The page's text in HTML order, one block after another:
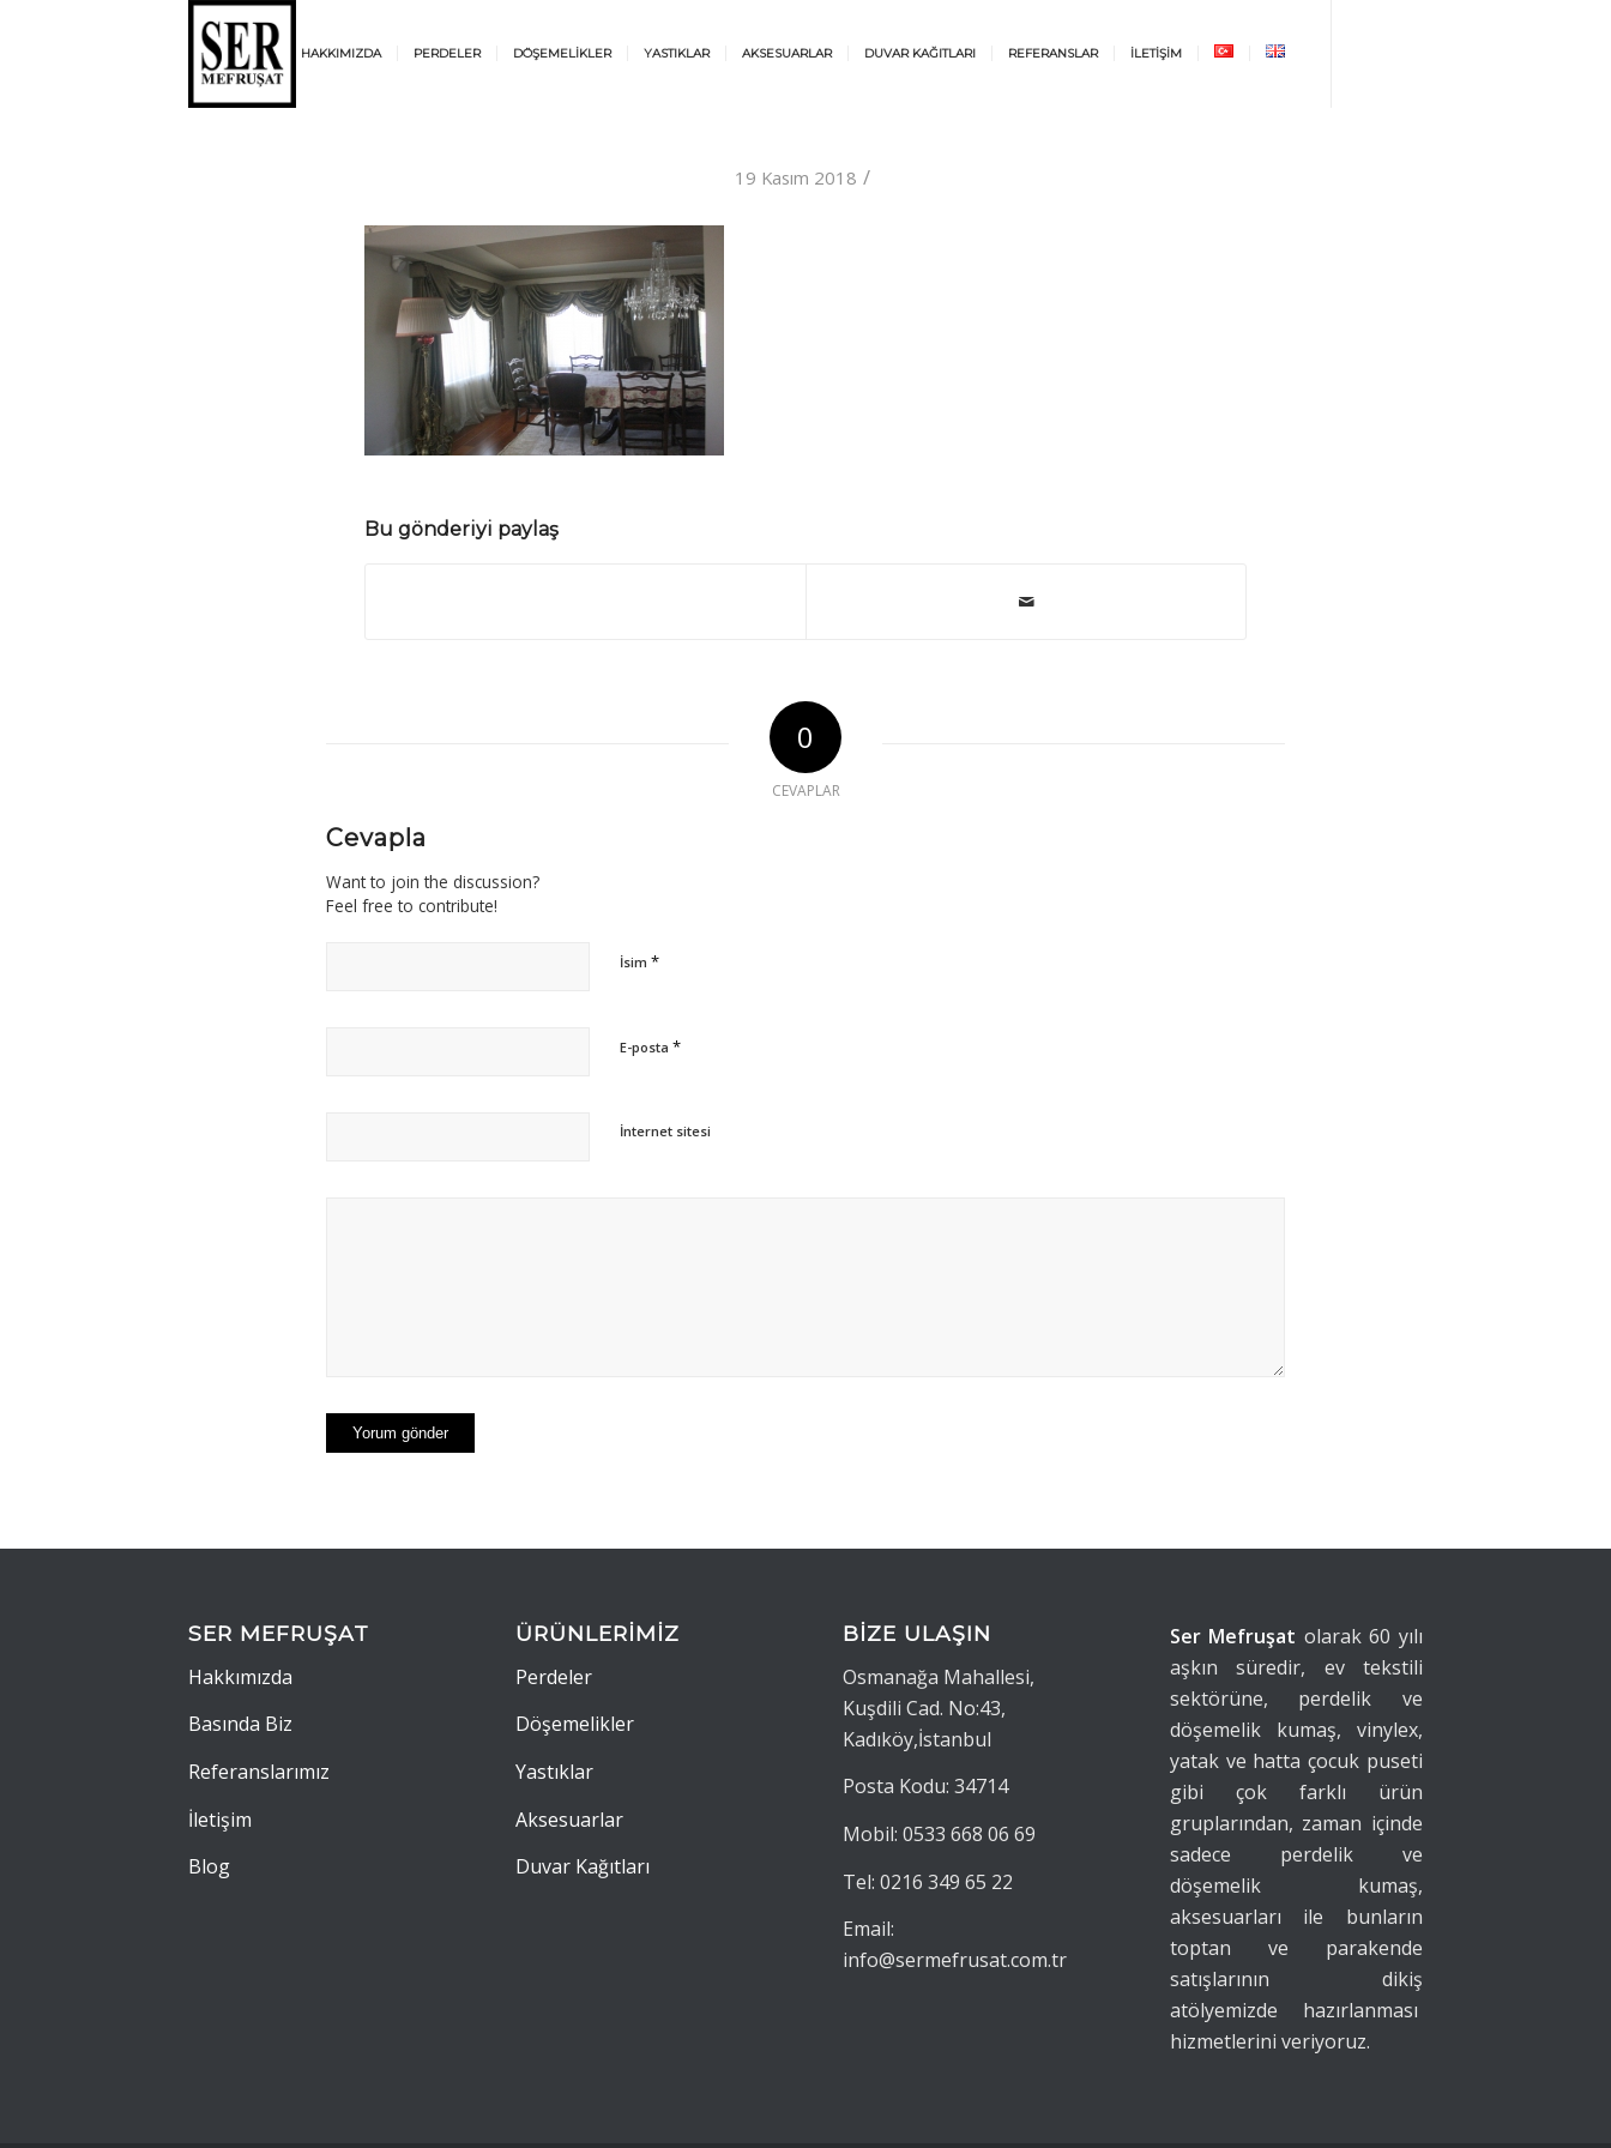
HAKKIMIZDA PERDELER DÖŞEMELİKLER YASTIKLAR AKSESUARLAR DUVAR KAĞITLARI REFERANSLAR İLETİŞİM
19 Kasım 2018 /
Bu gönderiyi paylaş
0
CEVAPLAR
Cevapla
Want to join the discussion?
Feel free to contribute!
İsim *
E-posta *
İnternet sitesi
SER MEFRUŞAT
Hakkımızda
Basında Biz
Referanslarımız
İletişim
Blog
ÜRÜNLERİMİZ
Perdeler
Döşemelikler
Yastıklar
Aksesuarlar
Duvar Kağıtları
BİZE ULAŞIN
Osmanağa Mahallesi,
Kuşdili Cad. No:43,
Kadıköy,İstanbul
Posta Kodu: 34714
Mobil: 0533 668 06 69
Tel: 0216 349 65 22
Email:
info@sermefrusat.com.tr
Ser Mefruşat olarak 60 yılı
aşkın süredir, ev tekstili
sektörüne, perdelik ve
döşemelik kumaş, vinylex,
yatak ve hatta çocuk puseti
gibi çok farklı ürün
gruplarından, zaman içinde
sadece perdelik ve
döşemelik kumaş,
aksesuarları ile bunların
toptan ve parakende
satışlarının dikiş
atölyemizde hazırlanması
hizmetlerini veriyoruz.